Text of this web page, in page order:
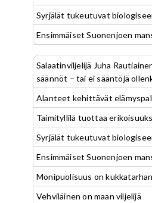
Syrjälät tukeutuvat
Ensimmäiset Suonenjoen
Salaatinviljelijä Juha
säännöt – tai ei sääntöjä
Alanteet kehittävät
Taimityllilä tuottaa
Syrjälät tukeutuvat
Ensimmäiset Suonenjoen
Monipuolisuus on
Vehviläinen on maan viljelijä